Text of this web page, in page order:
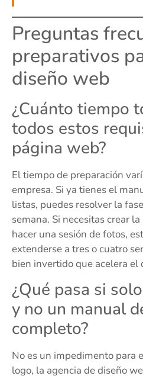
Preguntas
preparativos
diseño web
¿Cuánto tiempo
todos estos
página web?
El tiempo de preparación
empresa. Si ya tienes el
listas, puedes resolver la
semana. Si necesitas crear
hacer una sesión de fotos,
extenderse a tres o cuatro
bien invertido que acelera el
¿Qué pasa si
y no un manual
completo?
No es un impedimento para
logo, la agencia de diseño